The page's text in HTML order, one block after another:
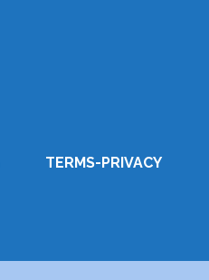
TERMS-PRIVACY